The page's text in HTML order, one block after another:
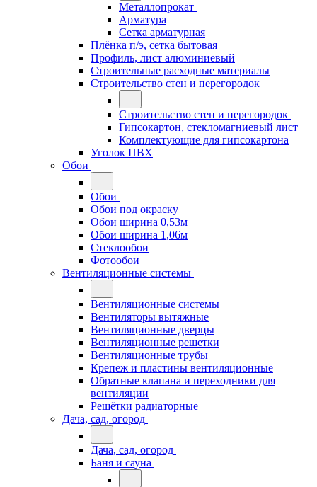
Металлопрокат
Арматура
Сетка арматурная
Плёнка п/э, сетка бытовая
Профиль, лист алюминиевый
Строительные расходные материалы
Строительство стен и перегородок
Строительство стен и перегородок
Гипсокартон, стекломагниевый лист
Комплектующие для гипсокартона
Уголок ПВХ
Обои
Обои
Обои под окраску
Обои ширина 0,53м
Обои ширина 1,06м
Стеклообои
Фотообои
Вентиляционные системы
Вентиляционные системы
Вентиляторы вытяжные
Вентиляционные дверцы
Вентиляционные решетки
Вентиляционные трубы
Крепеж и пластины вентиляционные
Обратные клапана и переходники для
вентиляции
Решётки радиаторные
Дача, сад, огород
Дача, сад, огород
Баня и сауна